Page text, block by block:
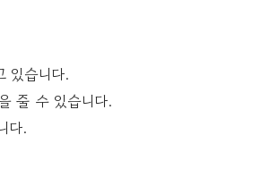
있습니다.
줄 수 있습니다.
다.